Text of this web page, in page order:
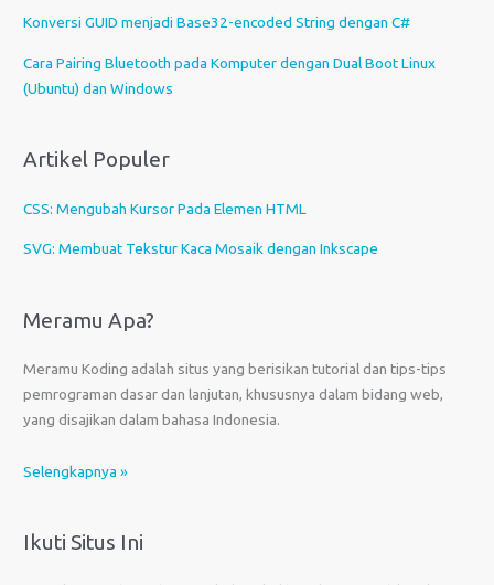
a
a
s
Konversi GUID menjadi Base32-encoded String dengan C#
Cara Pairing Bluetooth pada Komputer dengan Dual Boot Linux
(Ubuntu) dan Windows
Artikel Populer
CSS: Mengubah Kursor Pada Elemen HTML
SVG: Membuat Tekstur Kaca Mosaik dengan Inkscape
Meramu Apa?
Meramu Koding adalah situs yang berisikan tutorial dan tips-tips
pemrograman dasar dan lanjutan, khususnya dalam bidang web,
yang disajikan dalam bahasa Indonesia.
Selengkapnya »
Ikuti Situs Ini